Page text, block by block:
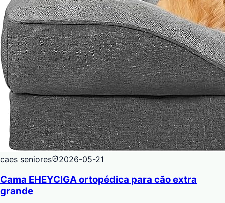
caes seniores 2026-05-21
Cama EHEYCIGA ortopédica para cão extra
grande